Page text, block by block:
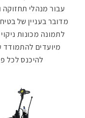
שואבי
אבק
תעשייתיים
שטיחים
וריפודים
עבור מנהלי
מדובר בעניין של
לתמונה מכונות
מיועדים להתמודד
להיכנס לכל